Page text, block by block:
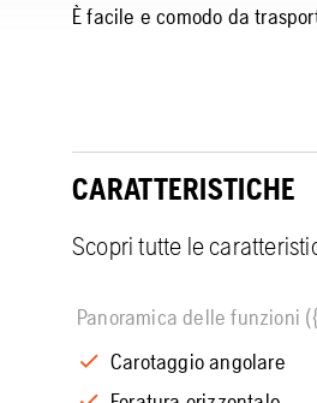
È facile e comodo da
CARATTERISTICHE
Scopri tutte le
Panoramica delle funzioni
Carotaggio angolare